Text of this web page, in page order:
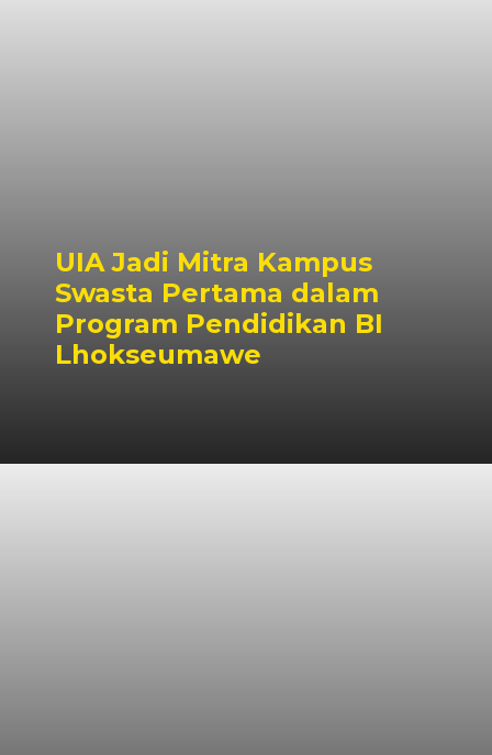
UIA Jadi Mitra Kampus
Swasta Pertama dalam
Program Pendidikan BI
Lhokseumawe